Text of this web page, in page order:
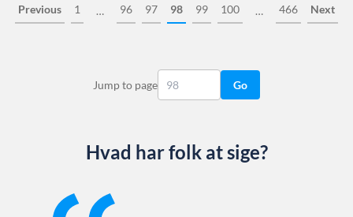
Previous 1 … 96 97 98 99 100 … 466 Next
Jump to page Go
Hvad har folk at sige?